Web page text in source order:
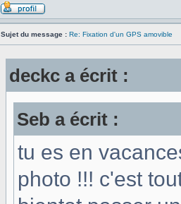
Sujet du message : Re: Fixation d'un GPS amovible
deckc a écrit :
Seb a écrit :
tu es en
photo !!! c'est